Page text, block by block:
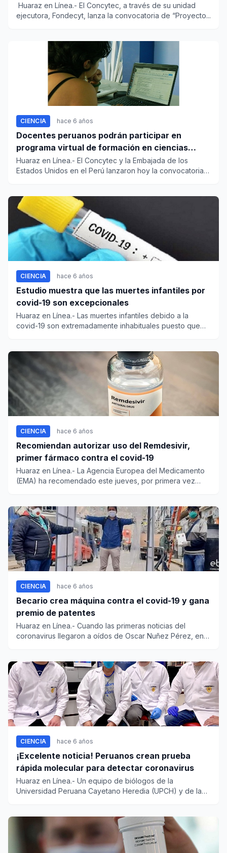
Huaraz en Línea.- El Concytec, a través de su unidad
ejecutora, Fondecyt, lanza la convocatoria de “Proyecto...
CIENCIA hace 6 años
Docentes peruanos podrán participar en
programa virtual de formación en ciencias
impulsado por Concytec y Embajada de USA
Huaraz en Línea.- El Concytec y la Embajada de los
Estados Unidos en el Perú lanzaron hoy la convocatoria
CIENCIA hace 6 años
Estudio muestra que las muertes infantiles por
covid-19 son excepcionales
Huaraz en Línea.- Las muertes infantiles debido a la
covid-19 son extremadamente inhabituales puesto que
CIENCIA hace 6 años
Recomiendan autorizar uso del Remdesivir,
primer fármaco contra el covid-19
Huaraz en Línea.- La Agencia Europea del Medicamento
(EMA) ha recomendado este jueves, por primera vez
CIENCIA hace 6 años
Becario crea máquina contra el covid-19 y gana
premio de patentes
Huaraz en Línea.- Cuando las primeras noticias del
coronavirus llegaron a oídos de Oscar Nuñez Pérez, en
CIENCIA hace 6 años
¡Excelente noticia! Peruanos crean prueba
rápida molecular para detectar coronavirus
Huaraz en Línea.- Un equipo de biólogos de la
Universidad Peruana Cayetano Heredia (UPCH) y de la